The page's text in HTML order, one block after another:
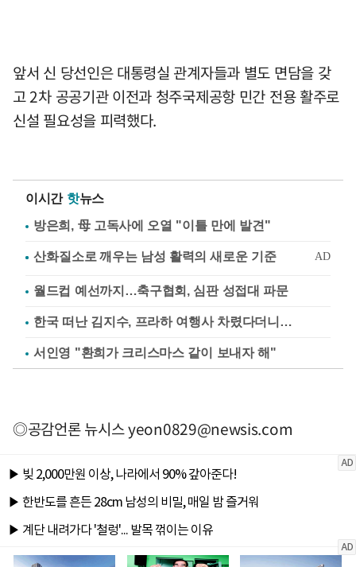
앞서 신 당선인은 대통령실 관계자들과 별도 면담을 갖
고 2차 공공기관 이전과 청주국제공항 민간 전용 활주로
신설 필요성을 피력했다.
이시간 핫뉴스
방은희, 母 고독사에 오열 "이틀 만에 발견"
월드컵 예선까지…축구협회, 심판 성접대 파문
한국 떠난 김지수, 프라하 여행사 차렸다더니…
서인영 "환희가 크리스마스 같이 보내자 해"
◎공감언론 뉴시스yeon0829@newsis.com